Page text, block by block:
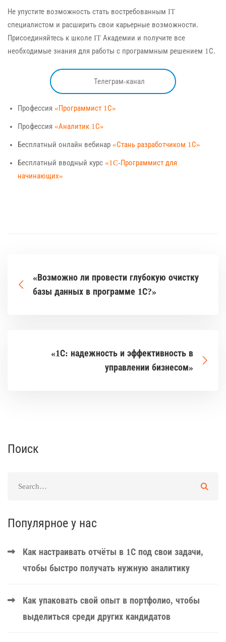
Не упустите возможность стать востребованным IT
специалистом и расширить свои карьерные возможности.
Присоединяйтесь к школе IT Академии и получите все
необходимые знания для работы с программным решением 1С.
Телеграм-канал
Профессия «Программист 1С»
Профессия «Аналитик 1С»
Бесплатный онлайн вебинар «Стань разработчиком 1С»
Бесплатный вводный курс «1C-Программист для
начинающих»
«Возможно ли провести глубокую очистку
базы данных в программе 1С?»
«1С: надежность и эффективность в
управлении бизнесом»
Поиск
Популярное у нас
Как настраивать отчёты в 1С под свои задачи,
чтобы быстро получать нужную аналитику
Как упаковать свой опыт в портфолио, чтобы
выделиться среди других кандидатов